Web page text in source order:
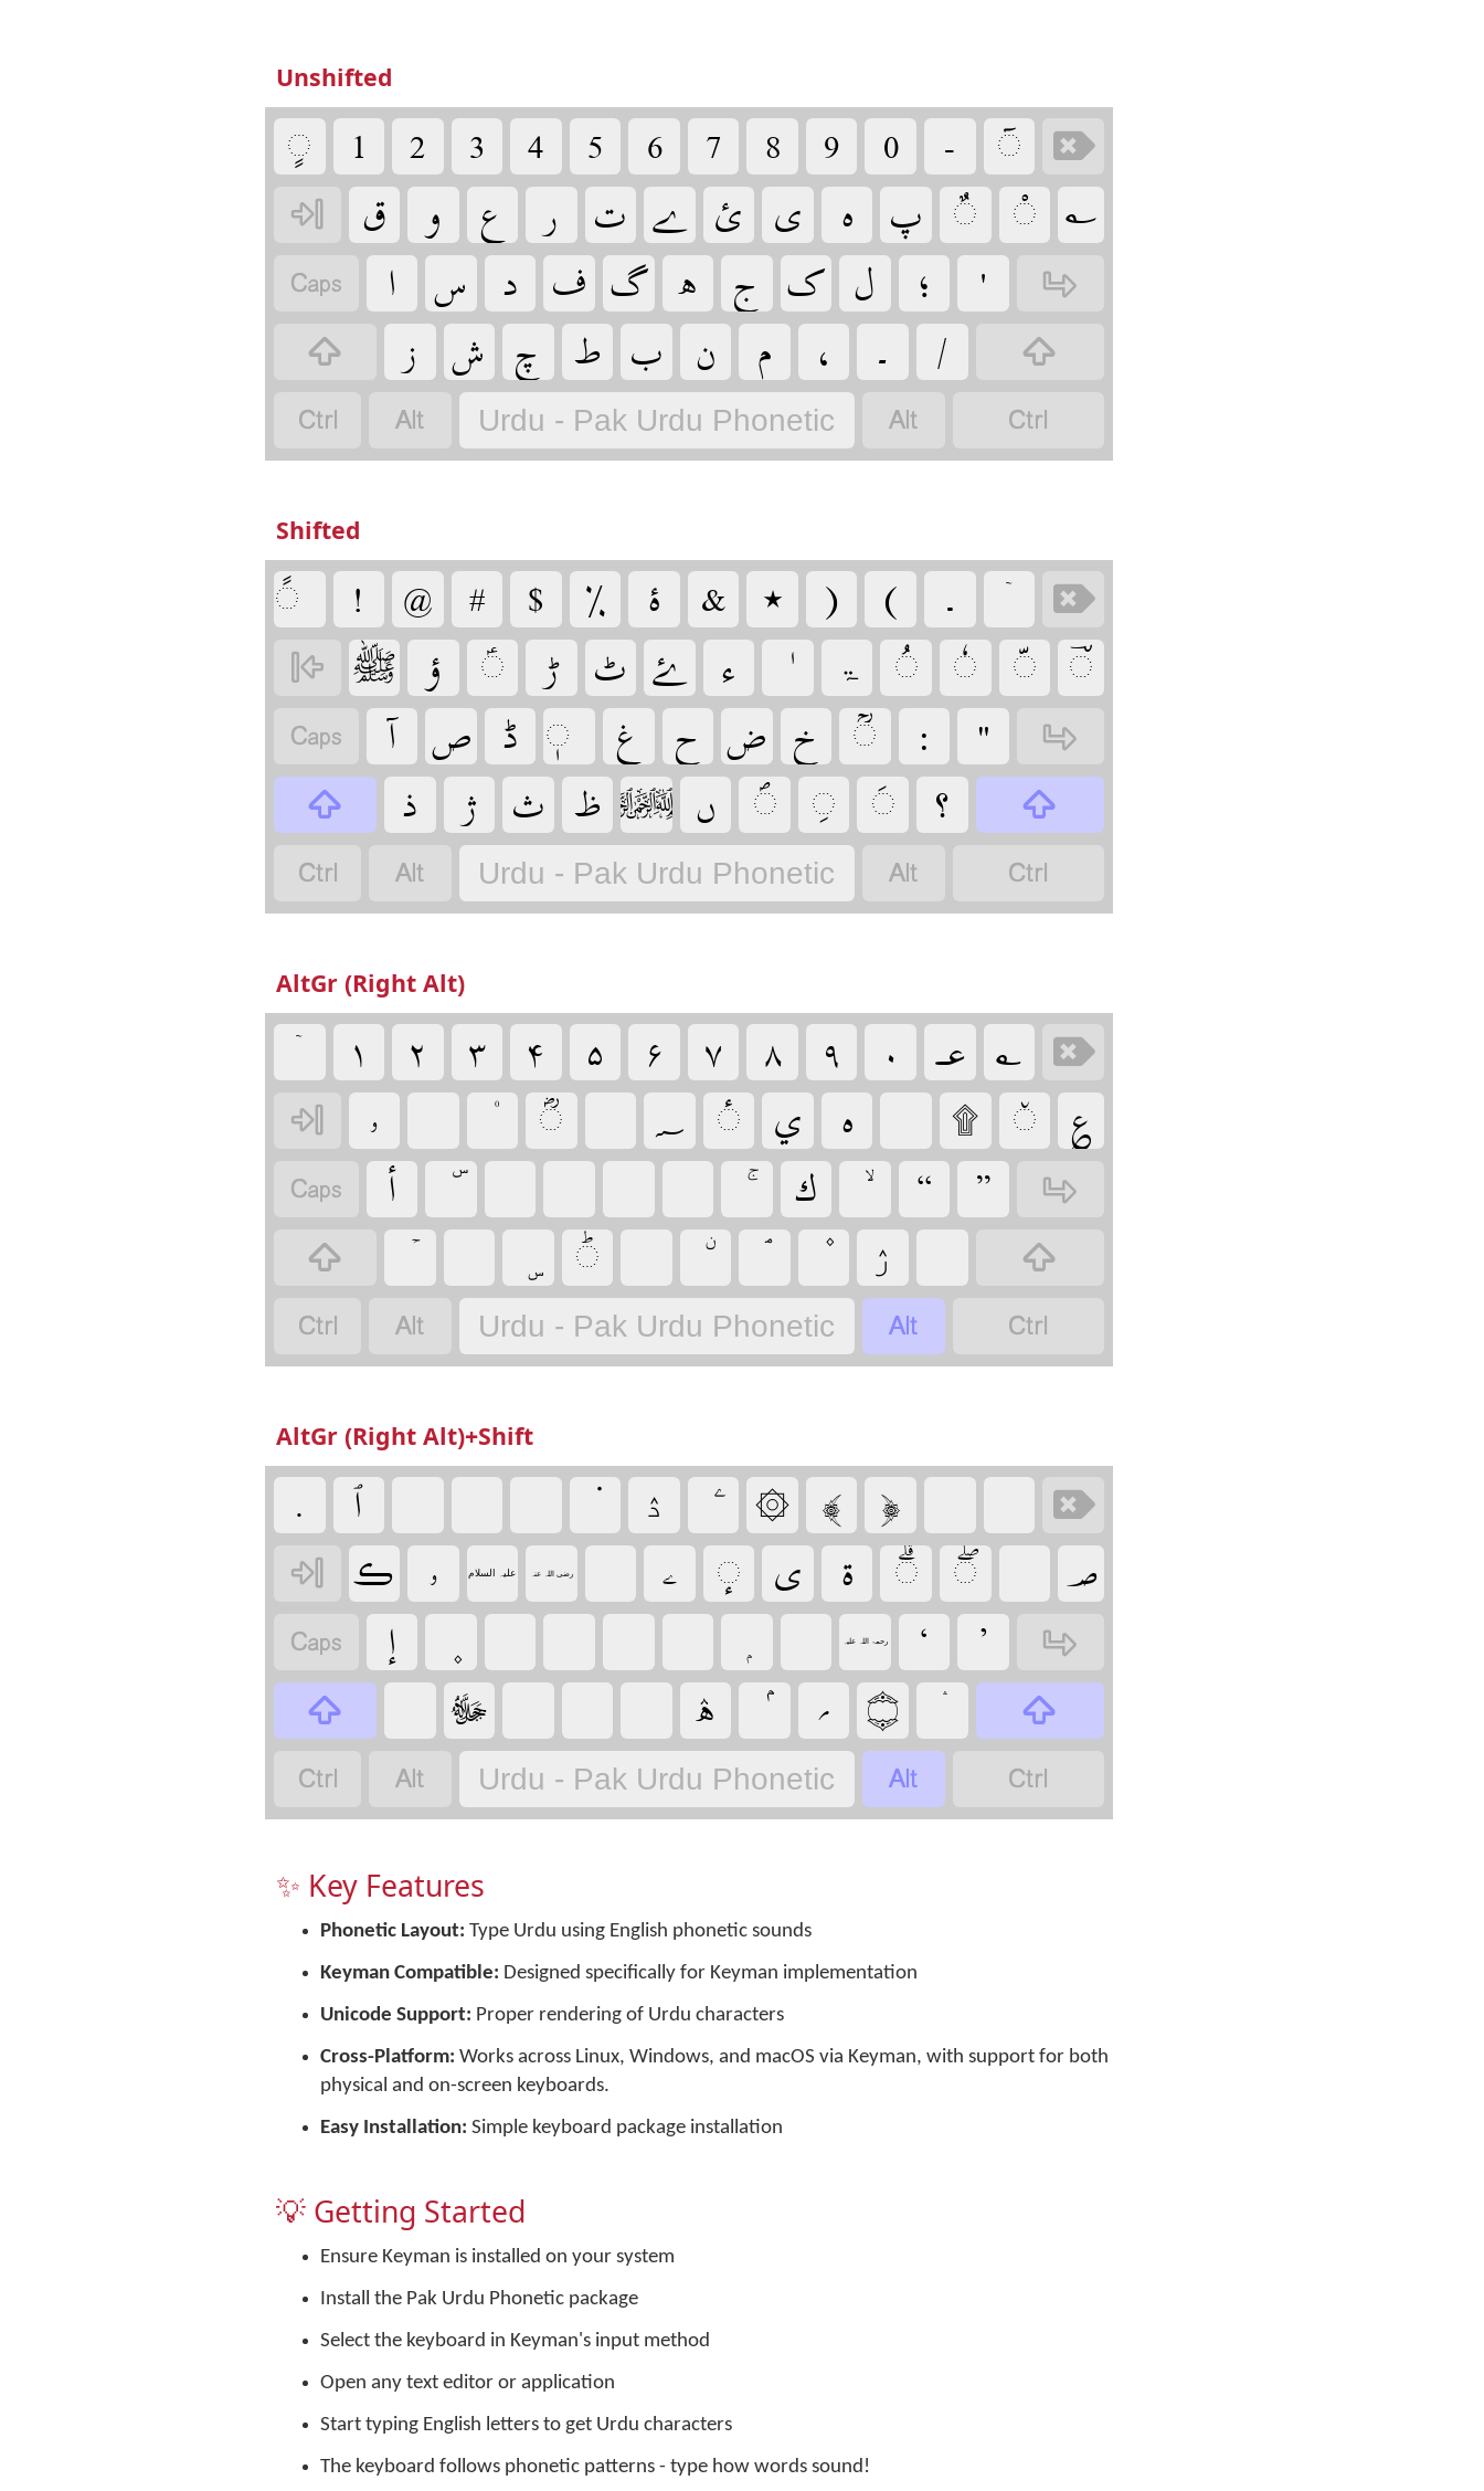
Unshifted
‏ ‏ ‏ ‏ ‏ ‏ ‏ ‏ ‏ ‏ ‏ ‏ ‏
‏
‏
‏ ‏ ‏ ‏ ‏ ‏ ‏ ‏ ‏ ‏ ‏ ‏ ‏
‏ ‏ ‏ ‏ ‏ ‏ ‏ ‏ ‏ ‏ ‏ ‏
‏
‏
‏ ‏ ‏ ‏ ‏ ‏ ‏ ‏ ‏ ‏
‏
‏
‏ Urdu - Pak Urdu Phonetic ‏ ‏
Shifted
‏ ‏ ‏ ‏ ‏ ‏ ‏ ‏ ‏ ‏ ‏ ‏ۤ
‏
‏
‏ ‏ ‏ ‏ ‏ ‏ ‏ ‏ۃ ‏ ‏ ‏ ‏
‏ ‏ ‏ ‏ ‏ ‏ ‏ ‏ ‏ ‏ ‏
‏
‏
‏ ‏ ‏ ‏‏ ‏ ‏ ‏ ‏ ‏
‏
‏
‏ Urdu - Pak Urdu Phonetic ‏ ‏
AltGr (Right Alt)
‏ۤ ‏ ‏ ‏ ‏ ‏ ‏ ‏ ‏ ‏ ‏ ‏ ‏
‏
‏
‏ ‏ ‏ ‏ ‏ ‏ ‏۩ ‏ ‏
‏ ‏ ‏ ‏ ‏
‏
‏
‏ ‏ۯ
‏
‏
‏ Urdu - Pak Urdu Phonetic ‏ ‏
AltGr (Right Alt)+Shift
‏ ‏ ‏ۮ ‏۞ ‏ ‏
‏
‏
‏ ‏ ‏علیہ السلام ‏رضی اللہ عنہ ‏ ‏ ‏ ‏ ‏ ‏ ‏
‏ ‏ ‏رحمۃ اللہ علیہ ‏ ‏
‏
‏
‏ ‏ ‏ ‏
‏
‏
‏ Urdu - Pak Urdu Phonetic ‏ ‏
✨ Key Features
Phonetic Layout: Type Urdu using English phonetic sounds
Keyman Compatible: Designed specifically for Keyman implementation
Unicode Support: Proper rendering of Urdu characters
Cross-Platform: Works across Linux, Windows, and macOS via Keyman, with support for both
physical and on-screen keyboards.
Easy Installation: Simple keyboard package installation
💡 Getting Started
Ensure Keyman is installed on your system
Install the Pak Urdu Phonetic package
Select the keyboard in Keyman's input method
Open any text editor or application
Start typing English letters to get Urdu characters
The keyboard follows phonetic patterns - type how words sound!